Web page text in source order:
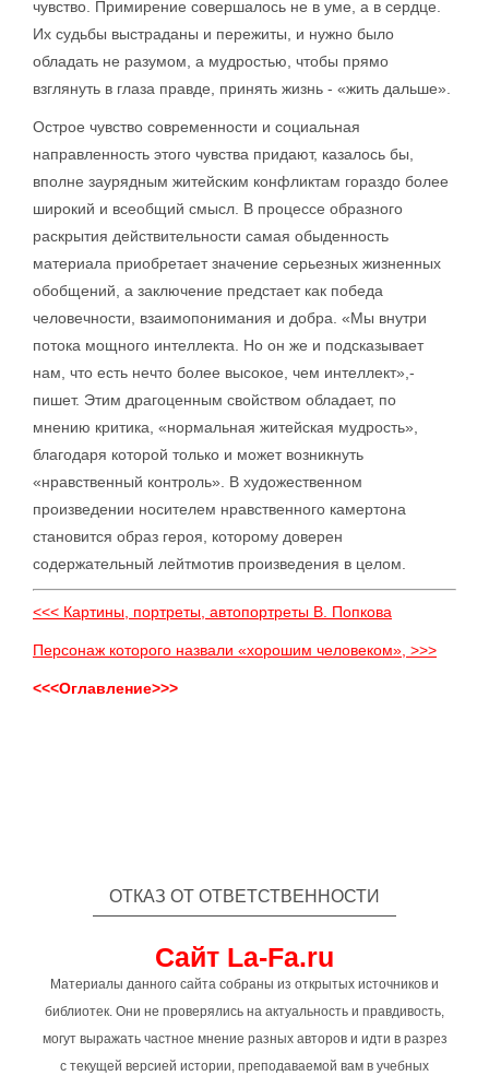
чувство. Примирение совершалось не в уме, а в сердце.
Их судьбы выстраданы и пережиты, и нужно было
обладать не разумом, а мудростью, чтобы прямо
взглянуть в глаза правде, принять жизнь - «жить дальше».
Острое чувство современности и социальная
направленность этого чувства придают, казалось бы,
вполне заурядным житейским конфликтам гораздо более
широкий и всеобщий смысл. В процессе образного
раскрытия действительности самая обыденность
материала приобретает значение серьезных жизненных
обобщений, а заключение предстает как победа
человечности, взаимопонимания и добра. «Мы внутри
потока мощного интеллекта. Но он же и подсказывает
нам, что есть нечто более высокое, чем интеллект»,-
пишет. Этим драгоценным свойством обладает, по
мнению критика, «нормальная житейская мудрость»,
благодаря которой только и может возникнуть
«нравственный контроль». В художественном
произведении носителем нравственного камертона
становится образ героя, которому доверен
содержательный лейтмотив произведения в целом.
<<< Картины, портреты, автопортреты В. Попкова
Персонаж которого назвали «хорошим человеком», >>>
<<<Оглавление>>>
ОТКАЗ ОТ ОТВЕТСТВЕННОСТИ
Сайт La-Fa.ru
Материалы данного сайта собраны из открытых источников и
библиотек. Они не проверялись на актуальность и правдивость,
могут выражать частное мнение разных авторов и идти в разрез
с текущей версией истории, преподаваемой вам в учебных